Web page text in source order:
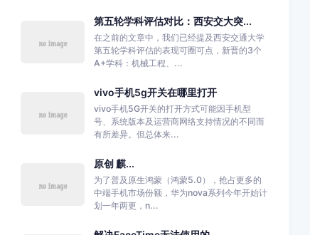
第五轮学科评估对比：西安交大突...
在之前的文章中，我们已经提及西安交通大学
第五轮学科评估的表现可圈可点，新晋的3个
A+学科：机械工程、...
vivo手机5g开关在哪里打开
vivo手机5G开关的打开方式可能因手机型
号、系统版本及运营商网络支持情况的不同而
有所差异。但总体来...
原创 麒...
为了普及原生鸿蒙（鸿蒙5.0），抢占更多的
中端手机市场份额，华为nova系列今年开始计
划一年两更，n...